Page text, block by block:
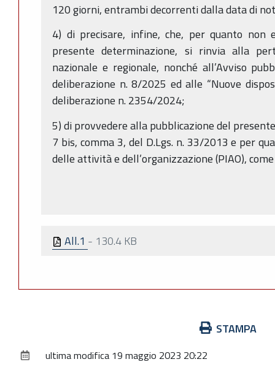
120 giorni, entrambi decorrenti dalla data di
4) di precisare, infine, che, per quanto non
presente determinazione, si rinvia alla
nazionale e regionale, nonché all’Avviso
deliberazione n. 8/2025 ed alle “Nuove
deliberazione n. 2354/2024;
5) di provvedere alla pubblicazione del
7 bis, comma 3, del D.Lgs. n. 33/2013 e per
delle attività e dell’organizzazione (PIAO),
All.1 - 130.4 KB
documento
STAMPA
ultima modifica 19 maggio 2023 20:22